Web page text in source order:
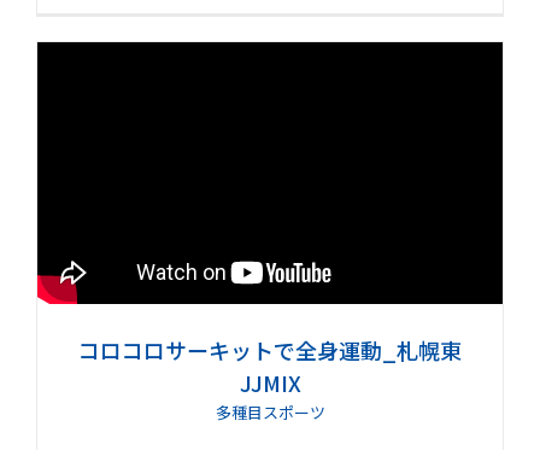
コロコロサーキットで全身運動_札幌東
JJMIX
多種目スポーツ